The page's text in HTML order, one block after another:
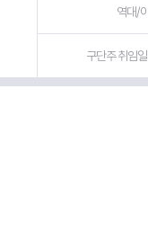
역대/
구단주 취임일